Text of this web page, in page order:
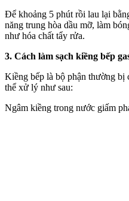
Để khoảng 5 phút rồi lau lại
năng trung hòa dầu mỡ, làm
như hó‌a chấ‌t tẩy rửa.
3. Cách làm sạch kiềng bếp
Kiềng bếp là bộ phận thường bị
thể xử lý như sau:
Ngâm kiềng trong nước giấm